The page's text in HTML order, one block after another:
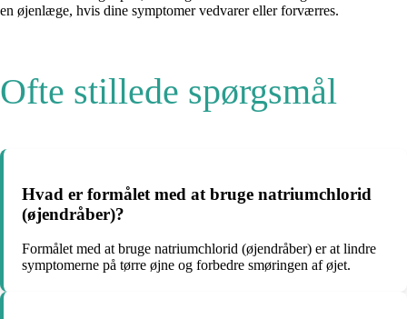
en øjenlæge, hvis dine symptomer vedvarer eller forværres.
Ofte stillede spørgsmål
Hvad er formålet med at bruge natriumchlorid
(øjendråber)?
Formålet med at bruge natriumchlorid (øjendråber) er at lindre
symptomerne på tørre øjne og forbedre smøringen af øjet.